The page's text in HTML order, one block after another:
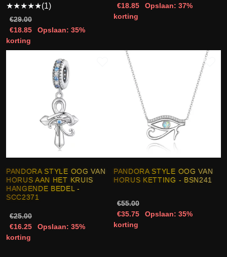
★★★★★(1)
€29.00
€18.85
Opslaan: 35%
korting
€18.85
Opslaan: 37%
korting
PANDORA STYLE OOG VAN
HORUS AAN HET KRUIS
HANGENDE BEDEL -
SCC2371
€25.00
€16.25
Opslaan: 35%
korting
PANDORA STYLE OOG VAN
HORUS KETTING - BSN241
€55.00
€35.75
Opslaan: 35%
korting